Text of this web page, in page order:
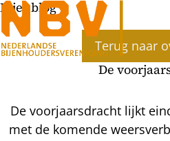
Bijenblog
Terug naar
De
De voorjaarsdracht lijkt
met de komende